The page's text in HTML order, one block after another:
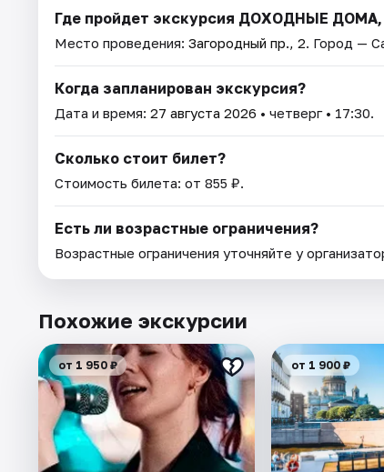
Где пройдет экскурсия ДОХОДНЫЕ
Место проведения: Загородный пр., 2. Город —
Когда запланирован экскурсия?
Дата и время: 27 августа 2026 • четверг • 17:30.
Сколько стоит билет?
Стоимость билета: от 855 ₽.
Есть ли возрастные ограничения?
Возрастные ограничения уточняйте у
Похожие экскурсии
от 1 950 ₽ от 1 900 ₽